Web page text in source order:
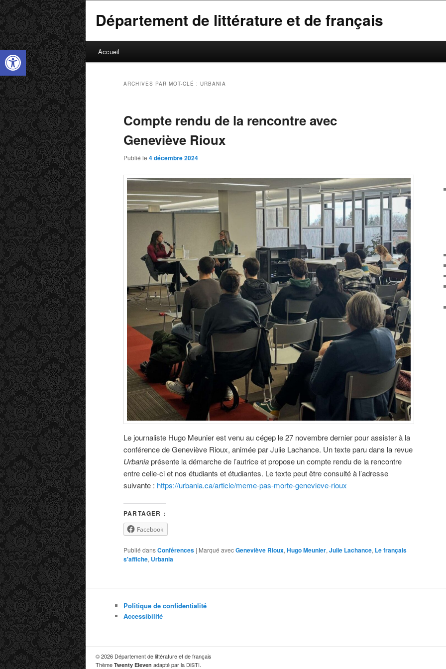
Ouvrir la barre d’outils
Département de littérature et de français
Aller
principal
Aller
secondaire
Accueil
ARCHIVES PAR MOT-CLÉ : URBANIA
Compte rendu de la rencontre avec
Geneviève Rioux
Publié le 4 décembre 2024
Le journaliste Hugo Meunier est venu au cégep le 27 novembre dernier pour assister à la
conférence de Geneviève Rioux, animée par Julie Lachance. Un texte paru dans la revue
Urbaniaprésente la démarche de l’autrice et propose un compte rendu de la rencontre
entre celle-ci et nos étudiants et étudiantes. Le texte peut être consulté à l’adresse
suivante : https://urbania.ca/article/meme-pas-morte-genevieve-rioux
PARTAGER :
Facebook
Publié dansConférences | Marqué avecGeneviève Rioux, Hugo Meunier, Julie Lachance, Le français
s'affiche, Urbania
Politique de confidentialité
Accessibilité
© 2026 Département de littérature et de français
Thème Twenty Eleven adapté par la DiSTI.